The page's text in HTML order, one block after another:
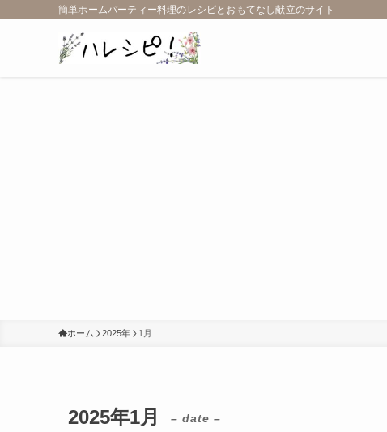
簡単ホームパーティー料理のレシピとおもてなし献立のサイト
ホーム 2025年 1月
2025年1月 – date –